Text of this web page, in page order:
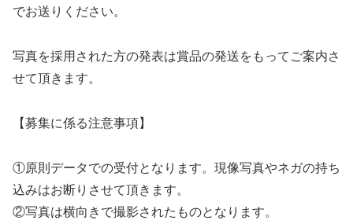
でお送りください。
写真を採用された方の発表は賞品の発送をもってご案内さ
せて頂きます。
【募集に係る注意事項】
①原則データでの受付となります。現像写真やネガの持ち
込みはお断りさせて頂きます。
②写真は横向きで撮影されたものとなります。